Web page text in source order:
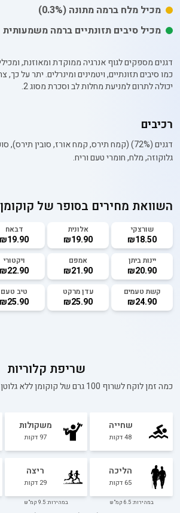
מכיל מלח ברמה מתונה (0.3%)
מכיל סיבים תזונתיים ברמה משמעותית
דגנים מספקים לגוף אנרגיה ממוקדת ומאוזנת,
כמו סיבים תזונתיים, ויטמינים ומינרלים. יתר על כך,
יכולה לתרום למניעת מחלות לב וסכרת מסוג 2.
רכיבים
דגנים (72%) (קמח תירס, קמח אורז, סובין
גלוקוזה, מלח, חומרי טעם וריח.
השוואת מחירים בסופר של
שורצקי
₪18.50
אלונית
₪19.90
דבאח
₪19.90
יינות ביתן
₪20.90
אמפם
₪21.90
ויקטורי
₪22.90
קשת טעמים
₪24.90
עדן מרקט
₪25.90
טיב טעם
₪25.90
שריפת קלוריות
כמה זמן לוקח לשרוף 100 גרם של קוקומן ללא גלוטן
שחייה
48דקות
משקולות
97 דקות
הליכה
65 דקות
במהירות: 6.5 קמ"ש
ריצה
29 דקות
במהירות: 9.5 קמ"ש